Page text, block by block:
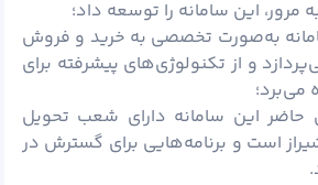
به‌صورت تخصصی به خرید و فروش
و از تکنولوژی‌های پیشرفته برای
می‌برد؛
حاضر این سامانه دارای شعب تحویل
است و برنامه‌هایی برای گسترش در